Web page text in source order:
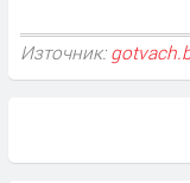
Източник: